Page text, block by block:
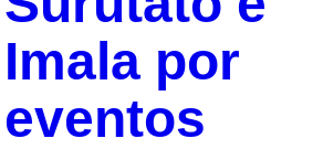
Imala por
eventos